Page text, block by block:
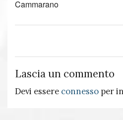
Cammarano
Lascia un commento
Devi essere connesso per